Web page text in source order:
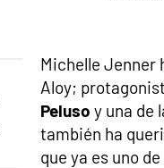
Michelle Jenner
Aloy;
Peluso y una de
también ha
que ya es uno